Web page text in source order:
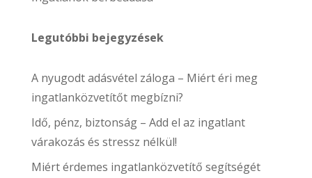
Legutóbbi bejegyzések
A nyugodt adásvétel záloga – Miért éri meg
ingatlanközvetítőt megbízni?
Idő, pénz, biztonság – Add el az ingatlant
várakozás és stressz nélkül!
Miért érdemes ingatlanközvetítő segítségét